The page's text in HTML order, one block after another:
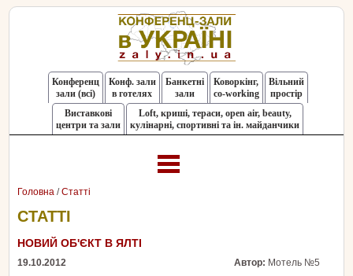
Конференц
зали (всі)
Конф. зали
в готелях
Банкетні
зали
Коворкінг,
co-working
Вільний
простір
Виставкові
центри та зали
Loft, криші, тераси, оpen air, beauty,
кулінарні, спортивні та ін. майданчики
Головна /Статті
СТАТТІ
НОВИЙ ОБ'ЄКТ В ЯЛТІ
19.10.2012 Автор: Мотель №5